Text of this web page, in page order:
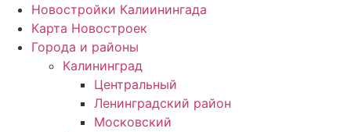
Новостройки Калиинингада
Карта Новостроек
Города и районы
Калининград
Центральный
Ленинградский район
Московский